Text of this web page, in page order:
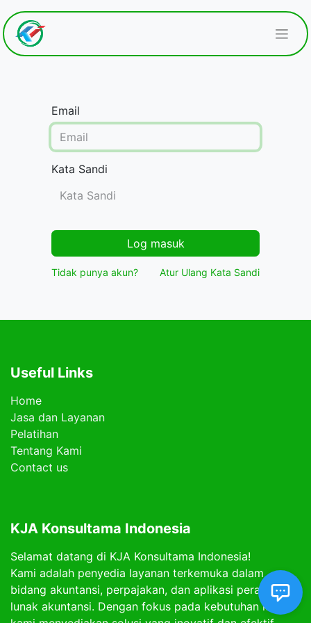
Email
Kata Sandi
Log masuk
Tidak punya akun? Atur Ulang Kata Sandi
Useful Links
Home
Jasa dan Layanan
Pelatihan
Tentang Kami
Contact us
KJA Konsultama Indonesia
Selamat datang di KJA Konsultama Indonesia!
Kami adalah penyedia layanan terkemuka dalam
bidang akuntansi, perpajakan, dan aplikasi perangkat
lunak akuntansi. Dengan fokus pada kebutuhan klien,